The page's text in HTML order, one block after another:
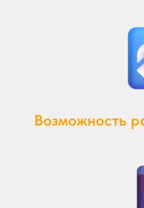
Возможность